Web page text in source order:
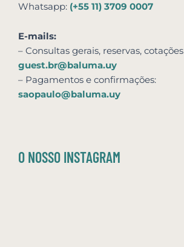
Whatsapp: (+55 11) 3709 0007
E-mails:
– Consultas gerais, reservas, cotações
guest.br@baluma.uy
– Pagamentos e confirmações:
saopaulo@baluma.uy
O NOSSO INSTAGRAM